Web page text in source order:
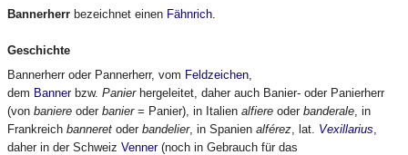
Bannerherr bezeichnet einen Fähnrich
Geschichte
Bannerherr oder Pannerherr, vom Feldzeichen
dem Bannerbzw. Panierhergeleitet, daher auch Banier- oder Panierherr
(von baniere oder banier= Panier), in Italien alfiere oder banderale , in
Frankreich banneret oder bandelier, in Spanien alférez , lat. Vexillarius
daher in der Schweiz Venner(noch in Gebrauch für das